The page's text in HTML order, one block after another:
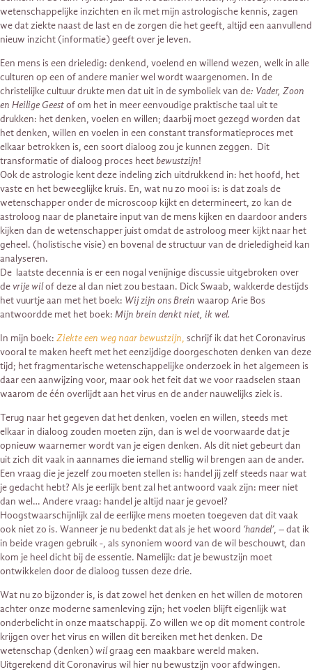
wetenschappelijke inzichten en ik met mijn astrologische kennis, zagen
we dat ziekte naast de last en de zorgen die het geeft, altijd een aanvullend
nieuw inzicht (informatie) geeft over je leven.
Een mens is een drieledig: denkend, voelend en willend wezen, welk in alle
culturen op een of andere manier wel wordt waargenomen. In de
christelijke cultuur drukte men dat uit in de symboliek van de: Vader, Zoon
en Heilige Geestof om het in meer eenvoudige praktische taal uit te
drukken: het denken, voelen en willen; daarbij moet gezegd worden dat
het denken, willen en voelen in een constant transformatieproces met
elkaar betrokken is, een soort dialoog zou je kunnen zeggen. Dit
transformatie of dialoog proces heetbewustzijn!
Ook de astrologie kent deze indeling zich uitdrukkend in: het hoofd, het
vaste en het beweeglijke kruis. En, wat nu zo mooi is: is dat zoals de
wetenschapper onder de microscoop kijkt en determineert, zo kan de
astroloog naar de planetaire input van de mens kijken en daardoor anders
kijken dan de wetenschapper juist omdat de astroloog meer kijkt naar het
geheel. (holistische visie) en bovenal de structuur van de drieledigheid kan
analyseren.
De laatste decennia is er een nogal venijnige discussie uitgebroken over
devrije wilof deze al dan niet zou bestaan. Dick Swaab, wakkerde destijds
het vuurtje aan met het boek: Wij zijn ons Brein waarop Arie Bos
antwoordde met het boek: Mijn brein denkt niet, ik wel.
In mijn boek: Ziekte een weg naar bewustzijn, schrijf ik dat het Coronavirus
vooral te maken heeft met het eenzijdige doorgeschoten denken van deze
tijd; het fragmentarische wetenschappelijke onderzoek in het algemeen is
daar een aanwijzing voor, maar ook het feit dat we voor raadselen staan
waarom de één overlijdt aan het virus en de ander nauwelijks ziek is.
Terug naar het gegeven dat het denken, voelen en willen, steeds met
elkaar in dialoog zouden moeten zijn, dan is wel de voorwaarde dat je
opnieuw waarnemer wordt van je eigen denken. Als dit niet gebeurt dan
uit zich dit vaak in aannames die iemand stellig wil brengen aan de ander.
Een vraag die je jezelf zou moeten stellen is: handel jij zelf steeds naar wat
je gedacht hebt? Als je eerlijk bent zal het antwoord vaak zijn: meer niet
dan wel… Andere vraag: handel je altijd naar je gevoel?
Hoogstwaarschijnlijk zal de eerlijke mens moeten toegeven dat dit vaak
ook niet zo is. Wanneer je nu bedenkt dat als je het woord ‘handel’, – dat ik
in beide vragen gebruik -, als synoniem woord van de wil beschouwt, dan
kom je heel dicht bij de essentie. Namelijk: dat je bewustzijn moet
ontwikkelen door de dialoog tussen deze drie.
Wat nu zo bijzonder is, is dat zowel het denken en het willen de motoren
achter onze moderne samenleving zijn; het voelen blijft eigenlijk wat
onderbelicht in onze maatschappij. Zo willen we op dit moment controle
krijgen over het virus en willen dit bereiken met het denken. De
wetenschap (denken)wilgraag een maakbare wereld maken.
Uitgerekend dit Coronavirus wil hier nu bewustzijn voor afdwingen.